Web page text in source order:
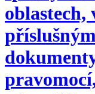
oblastech,